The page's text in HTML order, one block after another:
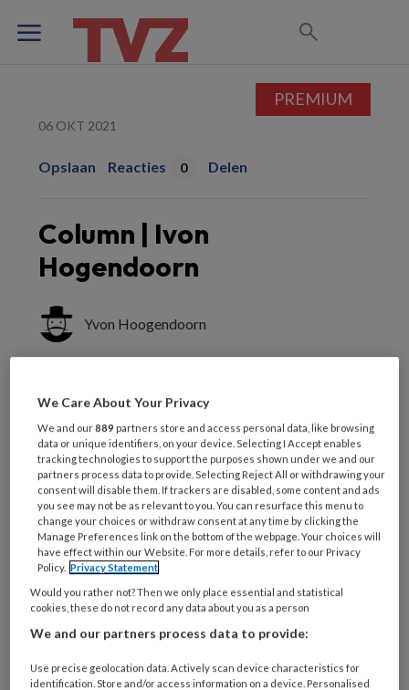
06 OKT 2021
Opslaan Reacties 0 Delen
Column | Ivon
Hogendoorn
Yvon Hoogendoorn
De uitspraak ‘een ongeluk zit in
PREMIUM
Bekijk de mogelijkheden
PREMIUM
We Care About Your Privacy
We and our889 partners store and access personal data, like browsing
data or unique identifiers, on your device. Selecting I Accept enables
tracking technologies to support the purposes shown under we and our
partners process data to provide. Selecting Reject All or withdrawing your
consent will disable them. If trackers are disabled, some content and ads
you see may not be as relevant to you. You can resurface this menu to
change your choices or withdraw consent at any time by clicking the
Manage Preferences link on the bottom of the webpage. Your choices will
have effect within our Website. For more details, refer to our Privacy
Policy. Privacy Statement
Would you rather not? Then we only place essential and statistical
cookies, these do not record any data about you as a person
We and our partners process data to provide:
Use precise geolocation data. Actively scan device characteristics for
identification. Store and/or access information on a device. Personalised